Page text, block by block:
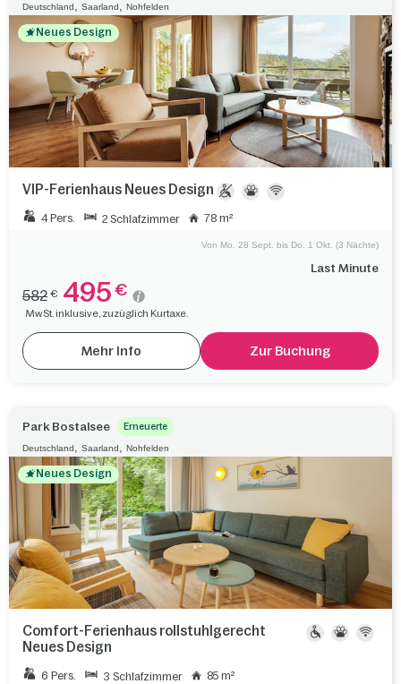
Deutschland Saarland Nohfelden
Neues Design
VIP-Ferienhaus Neues Design
4 Pers. 2 Schlafzimmer 78 m²
Last Minute
Von Mo. 28 Sept. bis Do. 1 Okt. (3 Nächte)
582 € 495 €
MwSt. inklusive, zuzüglich Kurtaxe.
Mehr Info Zur Buchung
Park Bostalsee Erneuerte
Deutschland Saarland Nohfelden
Neues Design
Comfort-Ferienhaus rollstuhlgerecht
Neues Design
6 Pers. 3 Schlafzimmer 85 m²